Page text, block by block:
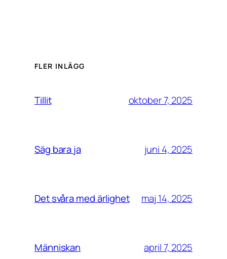
FLER INLÄGG
Tillit oktober 7, 2025
Säg bara ja juni 4, 2025
Det svåra med ärlighet maj 14, 2025
Människan april 7, 2025